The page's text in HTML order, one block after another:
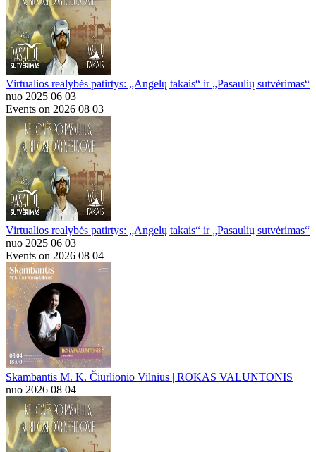
Virtualios realybės patirtys: „Angelų takais“ ir „Pasaulių sutvėrimas“
nuo 2025 06 03
Events on 2026 08 03
Virtualios realybės patirtys: „Angelų takais“ ir „Pasaulių sutvėrimas“
nuo 2025 06 03
Events on 2026 08 04
Skambantis M. K. Čiurlionio Vilnius | ROKAS VALUNTONIS
nuo 2026 08 04